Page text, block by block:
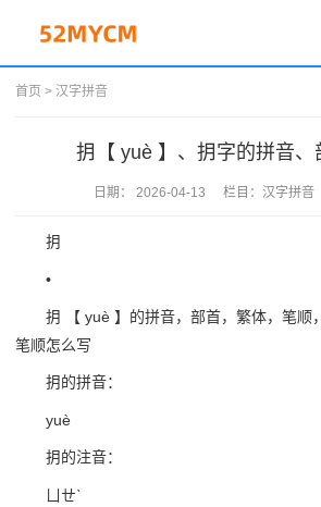
首页 > 汉字拼音
抈【 yuè 】、抈字的拼音、
日期： 2026-04-13 栏目： 汉字拼音
抈
•
抈 【 yuè 】的拼音，部首，繁体，笔顺
笔顺怎么写
抈的拼音：
yuè
抈的注音：
ㄩㄝˋ